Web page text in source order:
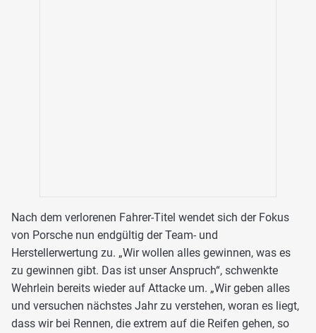
Nach dem verlorenen Fahrer-Titel wendet sich der Fokus
von Porsche nun endgültig der Team- und
Herstellerwertung zu. „Wir wollen alles gewinnen, was es
zu gewinnen gibt. Das ist unser Anspruch“, schwenkte
Wehrlein bereits wieder auf Attacke um. „Wir geben alles
und versuchen nächstes Jahr zu verstehen, woran es liegt,
dass wir bei Rennen, die extrem auf die Reifen gehen, so